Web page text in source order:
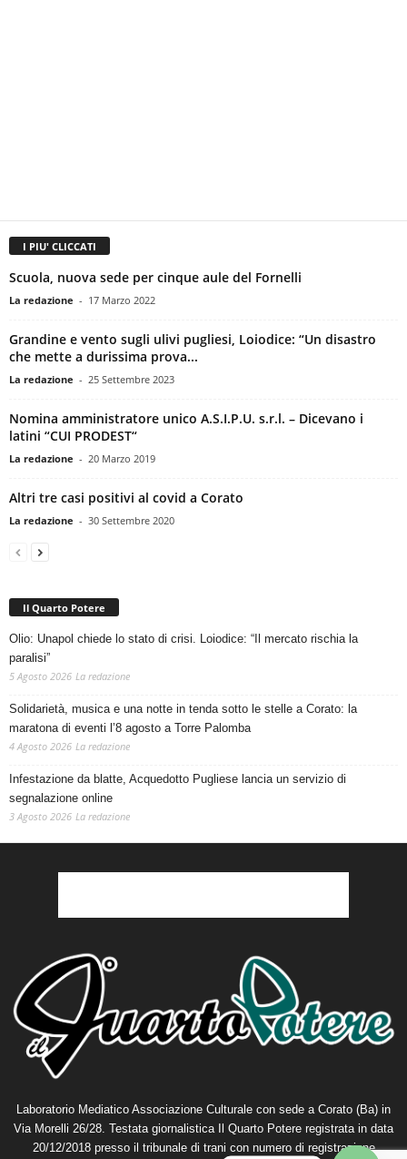
I PIU' CLICCATI
Scuola, nuova sede per cinque aule del Fornelli
La redazione - 17 Marzo 2022
Grandine e vento sugli ulivi pugliesi, Loiodice: “Un disastro
che mette a durissima prova...
La redazione - 25 Settembre 2023
Nomina amministratore unico A.S.I.P.U. s.r.l. – Dicevano i
latini “CUI PRODEST“
La redazione - 20 Marzo 2019
Altri tre casi positivi al covid a Corato
La redazione - 30 Settembre 2020
Il Quarto Potere
Olio: Unapol chiede lo stato di crisi. Loiodice: “Il mercato rischia la
paralisi”
5 Agosto 2026 La redazione
Solidarietà, musica e una notte in tenda sotto le stelle a Corato: la
maratona di eventi l’8 agosto a Torre Palomba
4 Agosto 2026 La redazione
Infestazione da blatte, Acquedotto Pugliese lancia un servizio di
segnalazione online
3 Agosto 2026 La redazione
Laboratorio Mediatico Associazione Culturale con sede a Corato (Ba) in
Via Morelli 26/28. Testata giornalistica Il Quarto Potere registrata in data
20/12/2018 presso il tribunale di trani con numero di registrazione